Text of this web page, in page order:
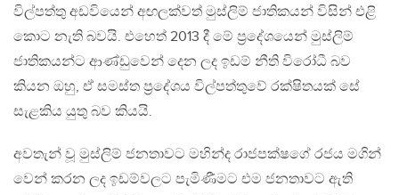
විල්පත්තු අඩවියෙන් අඟලක්වත් මුස්ලිම් ජාතිකයන් විසින් එළි
කොට නැති බවයි. එහෙත් 2013 දී මේ ප්‍රදේශයෙන් මුස්ලිම්
ජාතිකයන්ට ආණ්ඩුවෙන් දෙන ලද ඉඩම් නීති විරෝධී බව
කියන ඔහු, ඒ සමස්ත ප්‍රදේශය විල්පත්තුවේ රක්ෂිතයක් සේ
සැළකිය යුතු බව කියයි.
අවතැන් වූ මුස්ලිම් ජනතාවට මහින්ද රාජපක්ෂගේ රජය මගින්
වෙන් කරන ලද ඉඩම්වලට පැමිණීමට එම ජනතාවට ඇති